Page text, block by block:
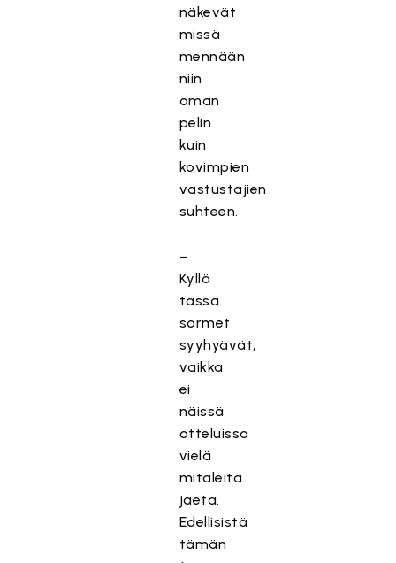
näkevät
missä
mennään
niin
oman
pelin
kuin
kovimpien
vastustajien
suhteen.
–
Kyllä
tässä
sormet
syyhyävät,
vaikka
ei
näissä
otteluissa
vielä
mitaleita
jaeta.
Edellisistä
tämän